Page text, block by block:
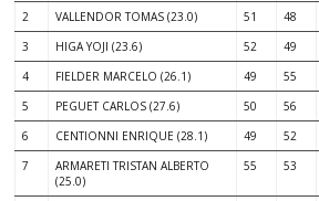
2 VALLENDOR TOMAS (23.0) 51 48
3
HIGA YOJI (23.6) 52 49
4
FIELDER MARCELO (26.1) 49 55
5
PEGUET CARLOS (27.6) 50 56
6
CENTIONNI ENRIQUE (28.1) 49 52
7
ARMARETI TRISTAN ALBERTO
(25.0)
55 53